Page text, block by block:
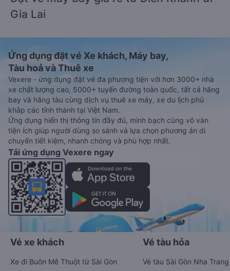
Gia Lai
Ứng dụng đặt vé Xe khách, Máy bay,
Tàu hoả và Thuê xe
Vexere - ứng dụng đặt vé đa phương tiện với hơn 3000+ nhà
xe chất lượng cao, 5000+ tuyến đường toàn quốc, tất cả hãng
bay và hãng tàu cùng dịch vụ thuê xe máy, xe du lịch phủ
khắp các tỉnh thành tại Việt Nam.
Ứng dụng hiển thị thông tin đầy đủ, minh bạch cùng vô vàn
tiện ích giúp người dùng so sánh và lựa chọn phương án di
chuyển tiết kiệm, nhanh chóng và phù hợp nhất.
Tải ứng dụng Vexere ngay
Vé xe khách
Xe đi Buôn Mê Thuột từ Sài Gòn
Vé tàu hỏa
Vé tàu Sài Gòn Nha Trang